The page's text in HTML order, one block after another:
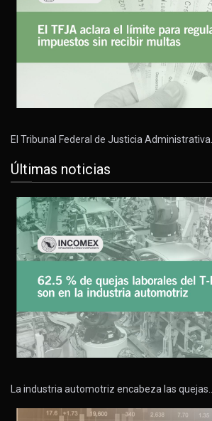
El Tribunal Federal de Justicia Administrativa…
Últimas noticias
La industria automotriz encabeza las quejas…